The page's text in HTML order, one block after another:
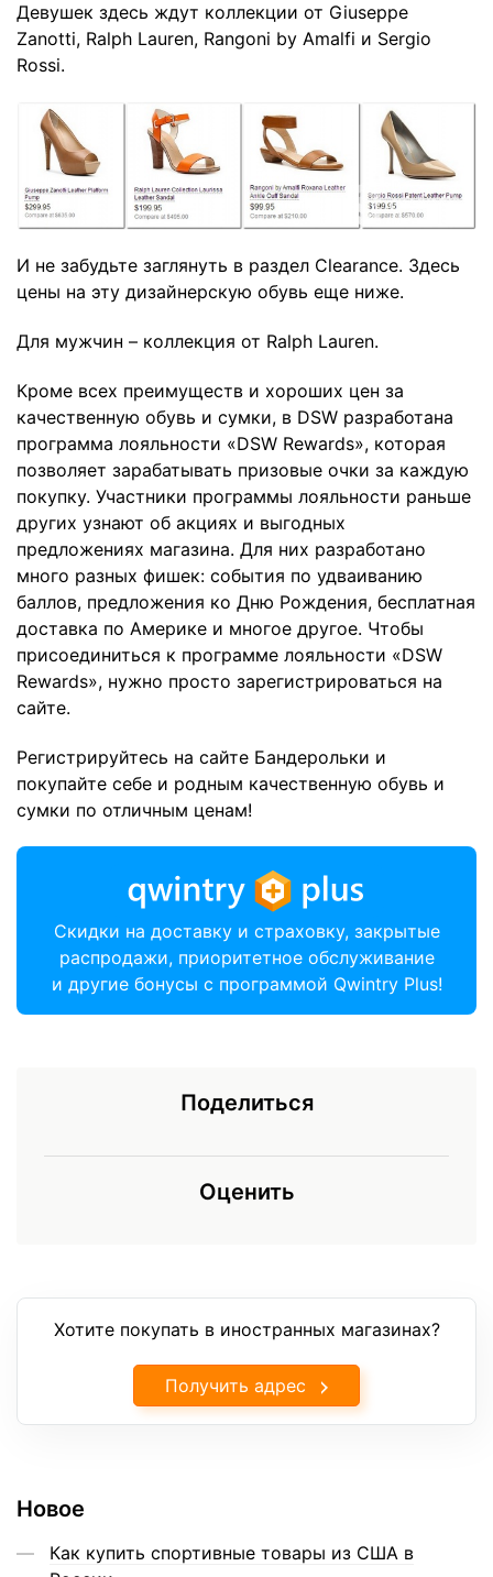
Девушек здесь ждут коллекции от Giuseppe
Zanotti, Ralph Lauren, Rangoni by Amalfi и Sergio
Rossi.
И не забудьте заглянуть в раздел Clearance. Здесь
цены на эту дизайнерскую обувь еще ниже.
Для мужчин – коллекция от Ralph Lauren.
Кроме всех преимуществ и хороших цен за
качественную обувь и сумки, в DSW разработана
программа лояльности «DSW Rewards», которая
позволяет зарабатывать призовые очки за каждую
покупку. Участники программы лояльности раньше
других узнают об акциях и выгодных
предложениях магазина. Для них разработано
много разных фишек: события по удваиванию
баллов, предложения ко Дню Рождения, бесплатная
доставка по Америке и многое другое. Чтобы
присоединиться к программе лояльности «DSW
Rewards», нужно просто зарегистрироваться на
сайте.
Регистрируйтесь на сайте Бандерольки и
покупайте себе и родным качественную обувь и
сумки по отличным ценам!
Скидки на доставку и страховку, закрытые
распродажи, приоритетное обслуживание
и другие бонусы с программой Qwintry Plus!
Поделиться
Оценить
Хотите покупать в иностранных магазинах?
Получить адрес
Новое
Как купить спортивные товары из США в